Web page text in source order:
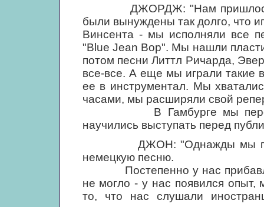
ДЖОРДЖ: "Нам пришлось
были вынуждены так долго, что
Винсента - мы исполняли все
"Blue Jean Вор". Мы нашли
потом песни Литтл Ричарда,
все-все. А еще мы играли такие
ее в инструментал. Мы
часами, мы расширяли свой
В Гамбурге мы
научились выступать перед
ДЖОН: "Однажды мы
немецкую песню.
Постепенно у нас
не могло - у нас появился
то, что нас слушали